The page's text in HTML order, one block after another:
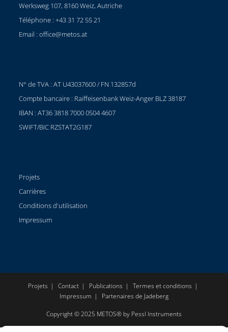
Werksweg 107, 8160 Weiz, Autriche
Téléphone : +43 31 72 55 21
Email :office@metos.at
N° de TVA : AT U43037600 / FN 132857d
Compte bancaire : Raiffeisenbank Weiz-Anger BLZ 38187
IBAN : AT36 3818 7000 0504 4607
SWIFT/BIC RZSTAT2G187
Projets
Carrières
Conditions d'utilisation
Impressum
Projets Contact Publications
Termes et conditions
Impressum
Partenaires de Jadeberg
Copyright © 2025 METOS® by Pessl Instruments